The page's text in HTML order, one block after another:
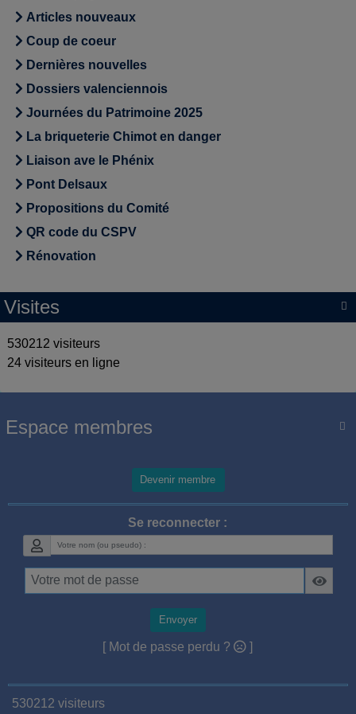
Articles nouveaux
Coup de coeur
Dernières nouvelles
Dossiers valenciennois
Journées du Patrimoine 2025
La briqueterie Chimot en danger
Liaison ave le Phénix
Pont Delsaux
Propositions du Comité
QR code du CSPV
Rénovation

Visites
530212 visiteurs
24 visiteurs en ligne

Espace membres
Devenir membre
Se reconnecter :
Envoyer
[ Mot de passe perdu ? ]
530212 visiteurs